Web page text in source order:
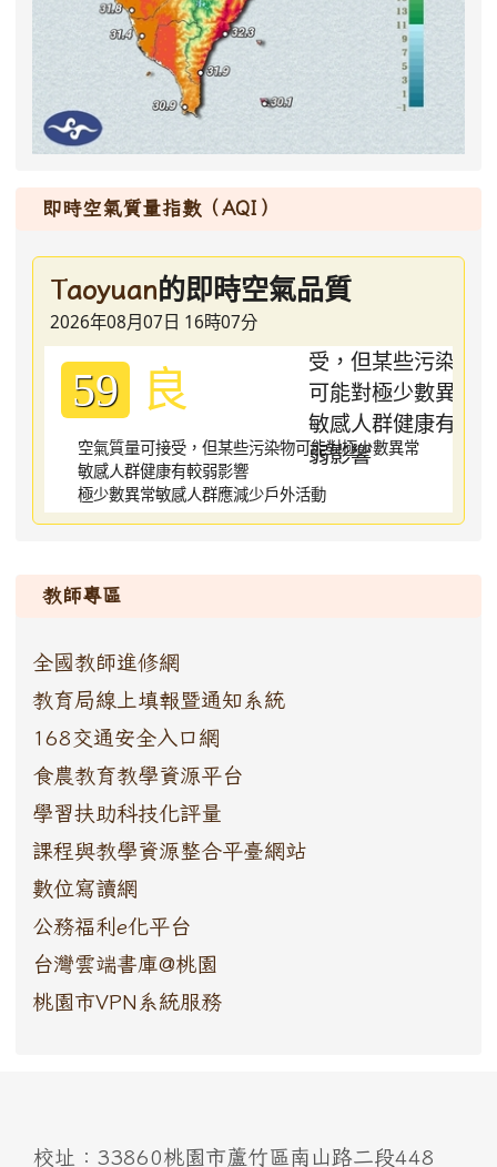
即時空氣質量指數（AQI）
Taoyuan的即時空氣品質
2026年08月07日 16時07分
59 良
空氣質量可接受，但某些污染物可能對極少數異常
敏感人群健康有較弱影響
極少數異常敏感人群應減少戶外活動
教師專區
全國教師進修網
教育局線上填報暨通知系統
168交通安全入口網
食農教育教學資源平台
學習扶助科技化評量
課程與教學資源整合平臺網站
數位寫讀網
公務福利e化平台
台灣雲端書庫@桃園
桃園市VPN系統服務
校址：33860桃園市蘆竹區南山路二段448